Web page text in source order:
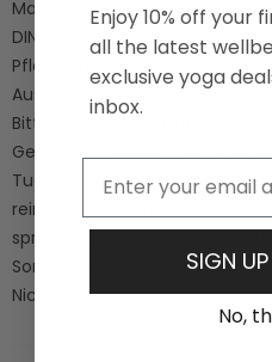
Materialien: PVC. Latexfrei. 6P-
DINP-, DIDP- und DNOP-
Pflegehinweise: Bedruckte
Auspacken einen sehr
Bitte entrollen und lüften Sie
Gebrauch. Flecken mit Yoga
Tuch mit kaltem Wasser und
reinigen. Flach trocknen. Die
spröde und unbrauchbar
Sonne ausgesetzt wird. Wir
Nichtgebrauch in einer
Enjoy 10% off your
all the latest
exclusive yoga
inbox.
SIGN
No,